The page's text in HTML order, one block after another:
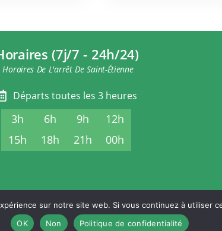
(7j/7 - 24h/24)
De L'arrêt De Saint-Étienne
Départs toutes les 3 heures
3h 6h 9h
12h
15h
18h 21h 00h
POLITIQUE DE CONFIDENTIALITÉCONDITIONS GÉNÉRALES
sur notre site web. Si vous continuez à utiliser
OK
Non Politique de confidentialité